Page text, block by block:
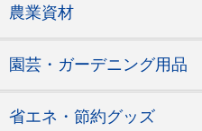
農業資材
園芸・ガーデニング用品
省エネ・節約グッズ